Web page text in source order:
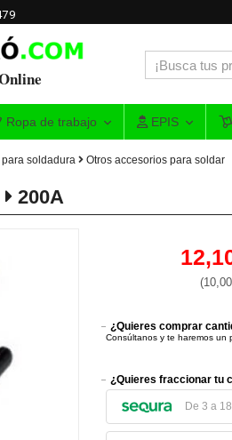
Ropa de trabajo EPIS
soldadura Otros accesorios para soldar
200A
¿Quieres comprar
Consúltanos y te haremos un
¿Quieres fraccionar tu
De 3 a